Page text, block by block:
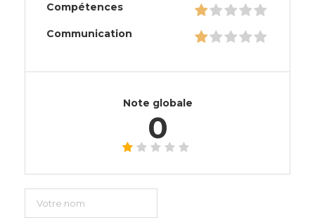
Compétences
Communication
Note globale
0